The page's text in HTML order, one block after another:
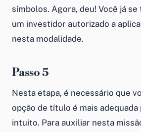
símbolos. Agora, deu! Você já
um investidor autorizado a
nesta modalidade.
Passo 5
Nesta etapa, é necessário que
opção de título é mais
intuito. Para auxiliar nesta